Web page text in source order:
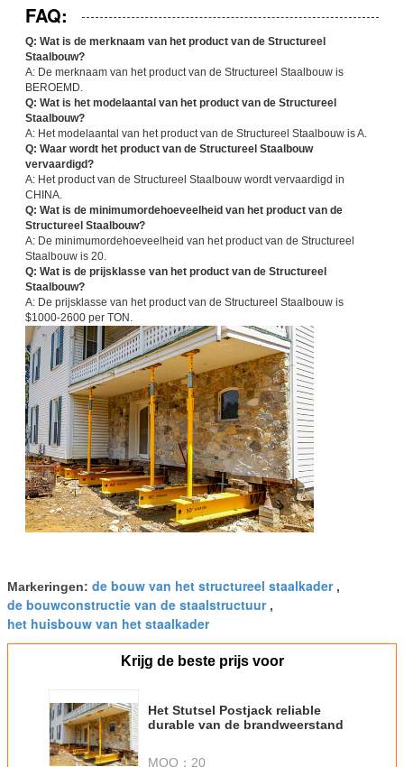
FAQ:
Q: Wat is de merknaam van het product van de Structureel
Staalbouw?
A: De merknaam van het product van de Structureel Staalbouw is
BEROEMD.
Q: Wat is het modelaantal van het product van de Structureel
Staalbouw?
A: Het modelaantal van het product van de Structureel Staalbouw is A.
Q: Waar wordt het product van de Structureel Staalbouw
vervaardigd?
A: Het product van de Structureel Staalbouw wordt vervaardigd in
CHINA.
Q: Wat is de minimumordehoeveelheid van het product van de
Structureel Staalbouw?
A: De minimumordehoeveelheid van het product van de Structureel
Staalbouw is 20.
Q: Wat is de prijsklasse van het product van de Structureel
Staalbouw?
A: De prijsklasse van het product van de Structureel Staalbouw is
$1000-2600 per TON.
Markeringen: de bouw van het structureel staalkader,
de bouwconstructie van de staalstructuur,
het huisbouw van het staalkader
Krijg de beste prijs voor
Het Stutsel Postjack reliable
durable van de brandweerstand
MOQ： 20